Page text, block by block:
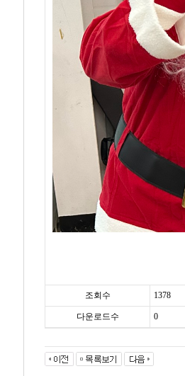
조회수 1378
다운로드수 0